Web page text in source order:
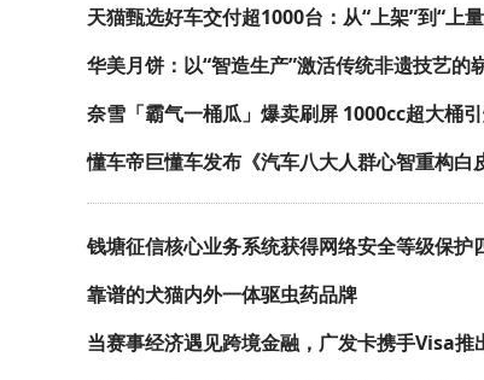
天猫甄选好车交付超1000台：从“上架”到“上
华美月饼：以“智造生产”激活传统非遗技艺的
奈雪「霸气一桶瓜」爆卖刷屏 1000cc超大桶
懂车帝巨懂车发布《汽车八大人群心智重构
钱塘征信核心业务系统获得网络安全等级保
靠谱的犬猫内外一体驱虫药品牌
当赛事经济遇见跨境金融，广发卡携手Visa推